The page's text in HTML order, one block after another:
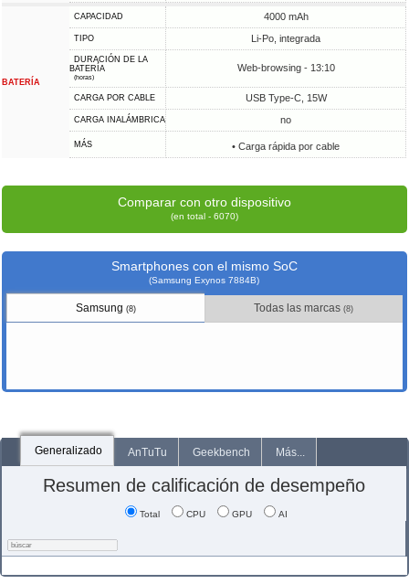
BATERÍA
CAPACIDAD 4000 mAh
TIPO Li-Po, integrada
DURACIÓN DE LA
BATERÍA
(horas)
Web-browsing - 13:10
CARGA POR CABLE USB Type-C, 15W
CARGA INALÁMBRICA no
MÁS • Carga rápida por cable
Comparar con otro dispositivo
(en total - 6070)
Smartphones con el mismo SoC
(Samsung Exynos 7884B)
Samsung (8) Todas las marcas(8)
Generalizado AnTuTu Geekbench Más...
Resumen de calificación de desempeño
Total CPU GPU AI